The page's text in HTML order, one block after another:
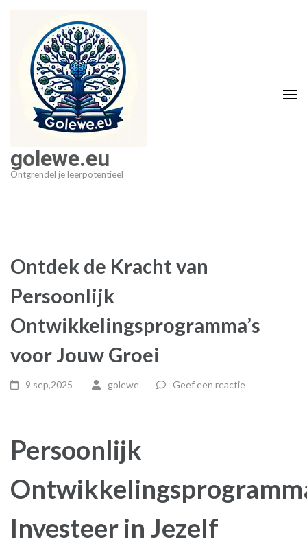
inhoud
golewe.eu
Ontgrendel je leerpotentieel
Ontdek de Kracht van
Persoonlijk
Ontwikkelingsprogramma’s
voor Jouw Groei
9 sep,2025 golewe Geef een reactie
Persoonlijk
Investeer in Jezelf